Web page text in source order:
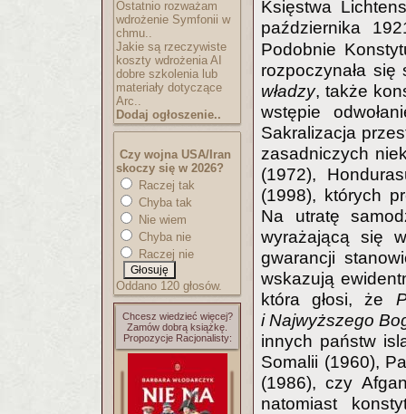
Ostatnio rozważam
wdrożenie Symfonii w
chmu..
Jakie są rzeczywiste
koszty wdrożenia AI
dobre szkolenia lub
materiały dotyczące
Arc..
Dodaj ogłoszenie..
Czy wojna USA/Iran
skoczy się w 2026?
Raczej tak
Chyba tak
Nie wiem
Chyba nie
Raczej nie
Oddano 120 głosów.
Chcesz wiedzieć więcej?
Zamów dobrą książkę.
Propozycje Racjonalisty:
Księstwa
października
Podobnie
rozpoczynała się
władzy, także
wstępie
Sakralizacja
zasadniczych
(1972),
(1998), których
Na utratę
wyrażającą się
gwarancji
wskazują
która głosi, że
i Najwyższego
innych państw
Somalii (1960),
(1986), czy
natomiast